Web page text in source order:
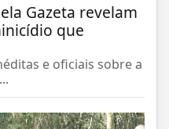
Gazeta revelam
que
e oficiais sobre a